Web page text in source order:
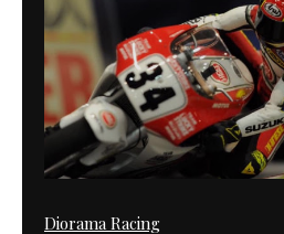
Diorama Racing